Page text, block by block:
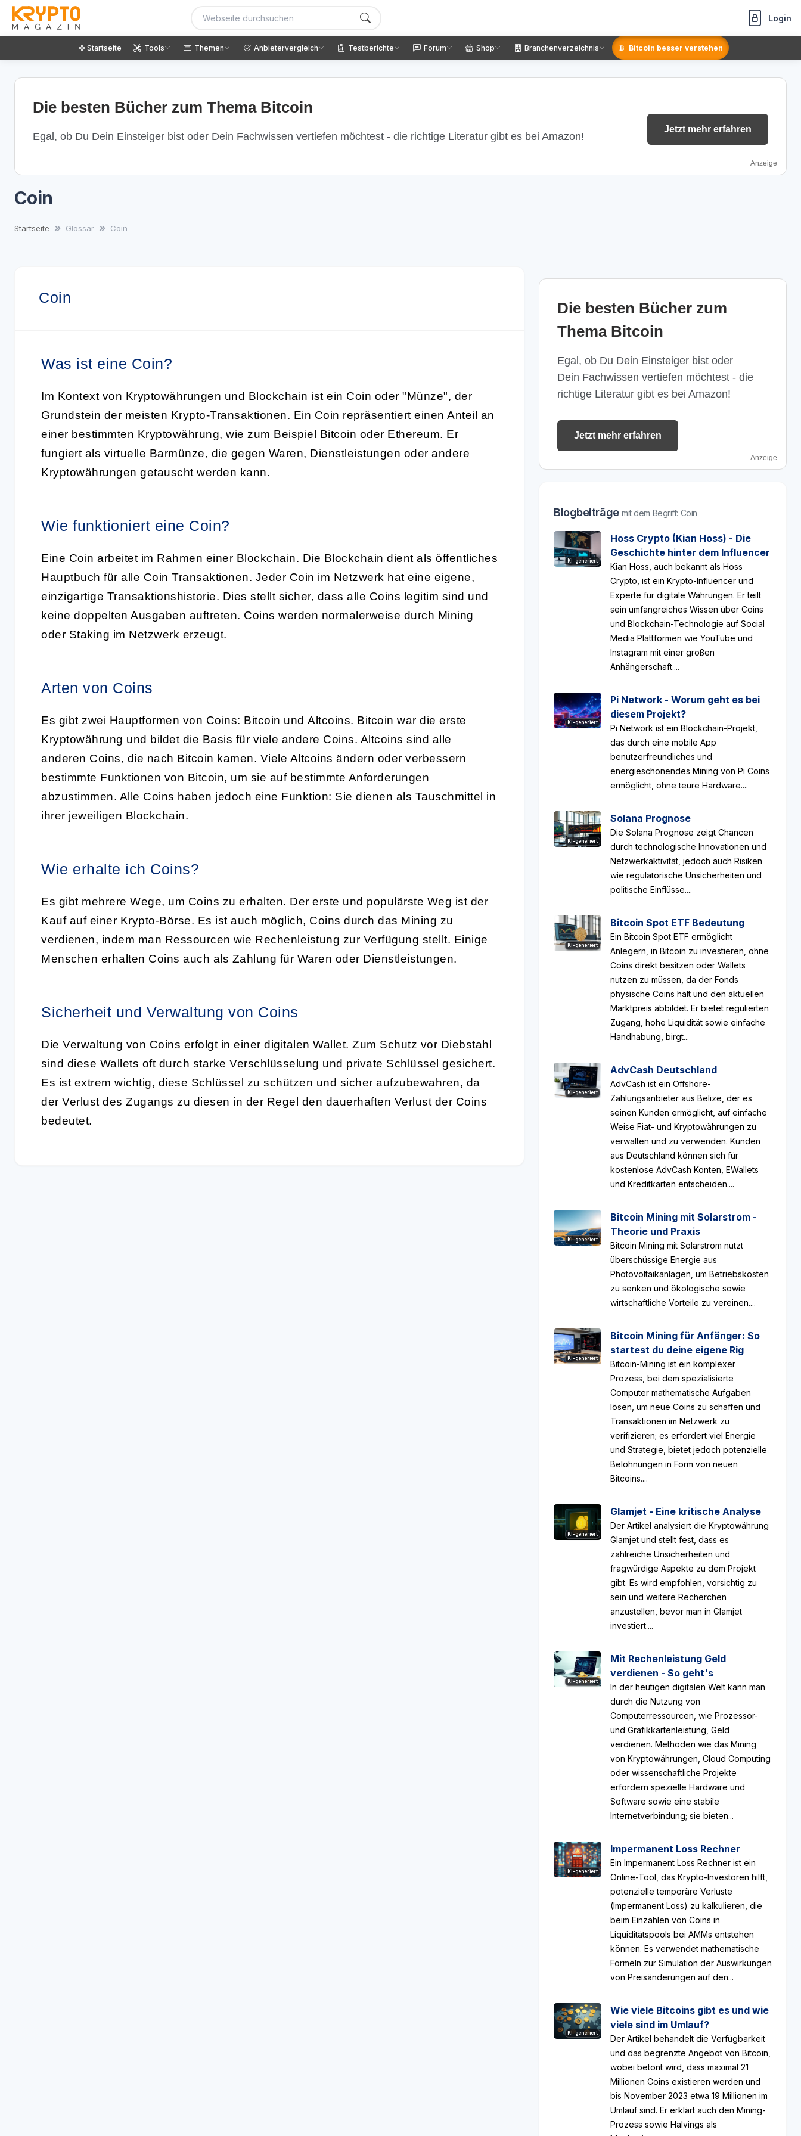
Login
Startseite Tools Themen Anbietervergleich Testberichte Forum Shop Branchenverzeichnis Bitcoin besser verstehen
Die besten Bücher zum Thema Bitcoin
Egal, ob Du Dein Einsteiger bist oder Dein Fachwissen vertiefen möchtest - die richtige Literatur gibt es bei Amazon!
Jetzt mehr erfahren
Anzeige
Coin
Startseite Glossar Coin
Coin
Was ist eine Coin?
Im Kontext von Kryptowährungen und Blockchain ist ein Coin oder "Münze", der
Grundstein der meisten Krypto-Transaktionen. Ein Coin repräsentiert einen Anteil an
einer bestimmten Kryptowährung, wie zum Beispiel Bitcoin oder Ethereum. Er
fungiert als virtuelle Barmünze, die gegen Waren, Dienstleistungen oder andere
Kryptowährungen getauscht werden kann.
Wie funktioniert eine Coin?
Eine Coin arbeitet im Rahmen einer Blockchain. Die Blockchain dient als öffentliches
Hauptbuch für alle Coin Transaktionen. Jeder Coin im Netzwerk hat eine eigene,
einzigartige Transaktionshistorie. Dies stellt sicher, dass alle Coins legitim sind und
keine doppelten Ausgaben auftreten. Coins werden normalerweise durch Mining
oder Staking im Netzwerk erzeugt.
Arten von Coins
Es gibt zwei Hauptformen von Coins: Bitcoin und Altcoins. Bitcoin war die erste
Kryptowährung und bildet die Basis für viele andere Coins. Altcoins sind alle
anderen Coins, die nach Bitcoin kamen. Viele Altcoins ändern oder verbessern
bestimmte Funktionen von Bitcoin, um sie auf bestimmte Anforderungen
abzustimmen. Alle Coins haben jedoch eine Funktion: Sie dienen als Tauschmittel in
ihrer jeweiligen Blockchain.
Wie erhalte ich Coins?
Es gibt mehrere Wege, um Coins zu erhalten. Der erste und populärste Weg ist der
Kauf auf einer Krypto-Börse. Es ist auch möglich, Coins durch das Mining zu
verdienen, indem man Ressourcen wie Rechenleistung zur Verfügung stellt. Einige
Menschen erhalten Coins auch als Zahlung für Waren oder Dienstleistungen.
Sicherheit und Verwaltung von Coins
Die Verwaltung von Coins erfolgt in einer digitalen Wallet. Zum Schutz vor Diebstahl
sind diese Wallets oft durch starke Verschlüsselung und private Schlüssel gesichert.
Es ist extrem wichtig, diese Schlüssel zu schützen und sicher aufzubewahren, da
der Verlust des Zugangs zu diesen in der Regel den dauerhaften Verlust der Coins
bedeutet.
Die besten Bücher zum
Thema Bitcoin
Egal, ob Du Dein Einsteiger bist oder
Dein Fachwissen vertiefen möchtest - die
richtige Literatur gibt es bei Amazon!
Jetzt mehr erfahren
Anzeige
Blogbeiträgemit dem Begriff: Coin
KI-generiert
Hoss Crypto (Kian Hoss) - Die
Geschichte hinter dem Influencer
Kian Hoss, auch bekannt als Hoss
Crypto, ist ein Krypto-Influencer und
Experte für digitale Währungen. Er teilt
sein umfangreiches Wissen über Coins
und Blockchain-Technologie auf Social
Media Plattformen wie YouTube und
Instagram mit einer großen
Anhängerschaft....
KI-generiert
Pi Network - Worum geht es bei
diesem Projekt?
Pi Network ist ein Blockchain-Projekt,
das durch eine mobile App
benutzerfreundliches und
energieschonendes Mining von Pi Coins
ermöglicht, ohne teure Hardware....
KI-generiert
Solana Prognose
Die Solana Prognose zeigt Chancen
durch technologische Innovationen und
Netzwerkaktivität, jedoch auch Risiken
wie regulatorische Unsicherheiten und
politische Einflüsse....
KI-generiert
Bitcoin Spot ETF Bedeutung
Ein Bitcoin Spot ETF ermöglicht
Anlegern, in Bitcoin zu investieren, ohne
Coins direkt besitzen oder Wallets
nutzen zu müssen, da der Fonds
physische Coins hält und den aktuellen
Marktpreis abbildet. Er bietet regulierten
Zugang, hohe Liquidität sowie einfache
Handhabung, birgt...
KI-generiert
AdvCash Deutschland
AdvCash ist ein Offshore-
Zahlungsanbieter aus Belize, der es
seinen Kunden ermöglicht, auf einfache
Weise Fiat- und Kryptowährungen zu
verwalten und zu verwenden. Kunden
aus Deutschland können sich für
kostenlose AdvCash Konten, EWallets
und Kreditkarten entscheiden....
KI-generiert
Bitcoin Mining mit Solarstrom -
Theorie und Praxis
Bitcoin Mining mit Solarstrom nutzt
überschüssige Energie aus
Photovoltaikanlagen, um Betriebskosten
zu senken und ökologische sowie
wirtschaftliche Vorteile zu vereinen....
KI-generiert
Bitcoin Mining für Anfänger: So
startest du deine eigene Rig
Bitcoin-Mining ist ein komplexer
Prozess, bei dem spezialisierte
Computer mathematische Aufgaben
lösen, um neue Coins zu schaffen und
Transaktionen im Netzwerk zu
verifizieren; es erfordert viel Energie
und Strategie, bietet jedoch potenzielle
Belohnungen in Form von neuen
Bitcoins....
KI-generiert
Glamjet - Eine kritische Analyse
Der Artikel analysiert die Kryptowährung
Glamjet und stellt fest, dass es
zahlreiche Unsicherheiten und
fragwürdige Aspekte zu dem Projekt
gibt. Es wird empfohlen, vorsichtig zu
sein und weitere Recherchen
anzustellen, bevor man in Glamjet
investiert....
KI-generiert
Mit Rechenleistung Geld
verdienen - So geht's
In der heutigen digitalen Welt kann man
durch die Nutzung von
Computerressourcen, wie Prozessor-
und Grafikkartenleistung, Geld
verdienen. Methoden wie das Mining
von Kryptowährungen, Cloud Computing
oder wissenschaftliche Projekte
erfordern spezielle Hardware und
Software sowie eine stabile
Internetverbindung; sie bieten...
KI-generiert
Impermanent Loss Rechner
Ein Impermanent Loss Rechner ist ein
Online-Tool, das Krypto-Investoren hilft,
potenzielle temporäre Verluste
(Impermanent Loss) zu kalkulieren, die
beim Einzahlen von Coins in
Liquiditätspools bei AMMs entstehen
können. Es verwendet mathematische
Formeln zur Simulation der Auswirkungen
von Preisänderungen auf den...
KI-generiert
Wie viele Bitcoins gibt es und wie
viele sind im Umlauf?
Der Artikel behandelt die Verfügbarkeit
und das begrenzte Angebot von Bitcoin,
wobei betont wird, dass maximal 21
Millionen Coins existieren werden und
bis November 2023 etwa 19 Millionen im
Umlauf sind. Er erklärt auch den Mining-
Prozess sowie Halvings als